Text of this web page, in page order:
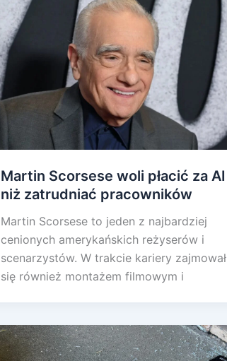
Martin Scorsese woli płacić za AI
niż zatrudniać pracowników
Martin Scorsese to jeden z najbardziej
cenionych amerykańskich reżyserów i
scenarzystów. W trakcie kariery zajmował
się również montażem filmowym i